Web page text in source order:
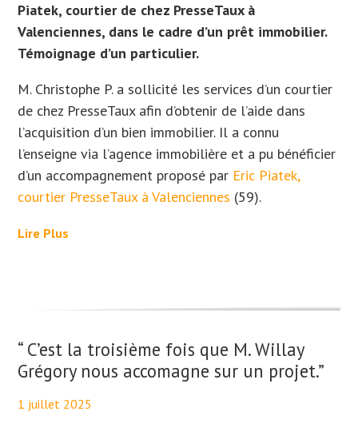
Piatek, courtier de chez PresseTaux à
Valenciennes, dans le cadre d’un prêt immobilier.
Témoignage d’un particulier.
M. Christophe P. a sollicité les services d’un courtier
de chez PresseTaux afin d’obtenir de l’aide dans
l’acquisition d’un bien immobilier. Il a connu
l’enseigne via l’agence immobilière et a pu bénéficier
d’un accompagnement proposé par Eric Piatek,
courtier PresseTaux à Valenciennes (59).
Lire Plus
“ C’est la troisième fois que M. Willay
Grégory nous accomagne sur un projet.”
1 juillet 2025